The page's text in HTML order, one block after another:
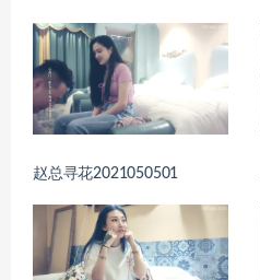
赵总寻花2021050501